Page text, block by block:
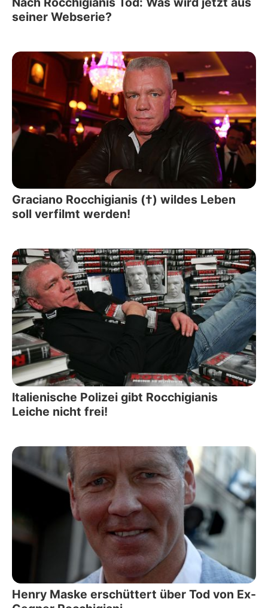
seiner Webserie?
Graciano Rocchigianis (†) wildes Leben
soll verfilmt werden!
Italienische Polizei gibt Rocchigianis
Leiche nicht frei!
Henry Maske erschüttert über Tod von Ex-